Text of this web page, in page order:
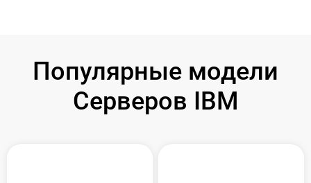
Популярные модели
Серверов IBM